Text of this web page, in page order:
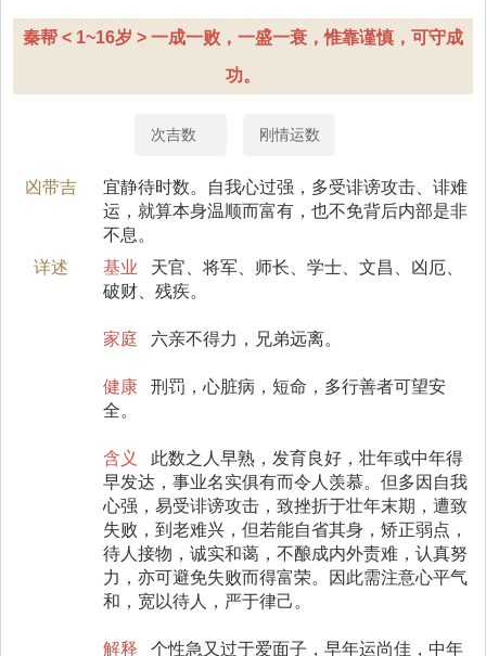
秦帮 < 1~16岁 > 一成一败，一盛一衰，惟靠谨慎，可守成
功。
次吉数 刚情运数
凶带吉
宜静待时数。自我心过强，多受诽谤攻击、诽难
运，就算本身温顺而富有，也不免背后内部是非
不息。
详述
基业
天官、将军、师长、学士、文昌、凶厄、
破财、残疾。
家庭 六亲不得力，兄弟远离。
健康
刑罚，心脏病，短命，多行善者可望安
全。
含义
此数之人早熟，发育良好，壮年或中年得
早发达，事业名实俱有而令人羡慕。但多因自我
心强，易受诽谤攻击，致挫折于壮年末期，遭致
失败，到老难兴，但若能自省其身，矫正弱点，
待人接物，诚实和蔼，不酿成内外责难，认真努
力，亦可避免失败而得富荣。因此需注意心平气
和，宽以待人，严于律己。
解释 个性急又过于爱面子，早年运尚佳，中年